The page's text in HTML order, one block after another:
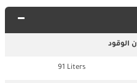
الوقود
91 Liters